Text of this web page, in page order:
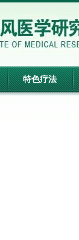
特色疗法